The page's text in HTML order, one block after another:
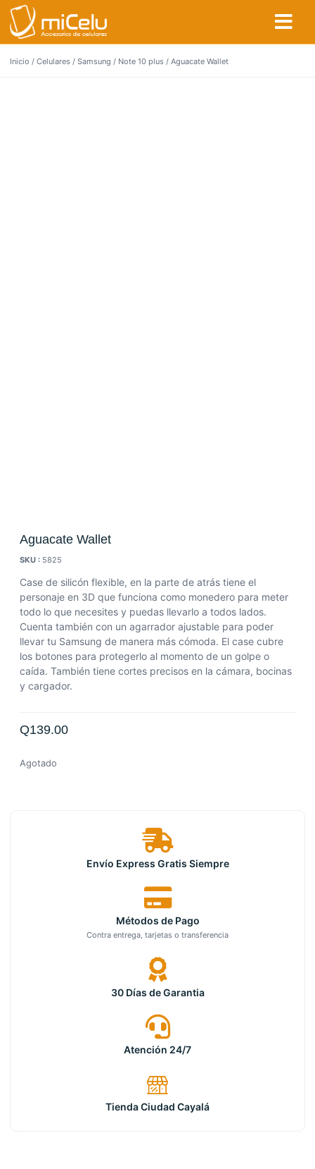
Inicio / Celulares / Samsung / Note 10 plus / Aguacate Wallet
Aguacate Wallet
SKU : 5825
Case de silicón flexible, en la parte de atrás tiene el
personaje en 3D que funciona como monedero para meter
todo lo que necesites y puedas llevarlo a todos lados.
Cuenta también con un agarrador ajustable para poder
llevar tu Samsung de manera más cómoda. El case cubre
los botones para protegerlo al momento de un golpe o
caída. También tiene cortes precisos en la cámara, bocinas
y cargador.
Q139.00
Agotado
Envío Express Gratis Siempre
Métodos de Pago
Contra entrega, tarjetas o transferencia
30 Días de Garantia
Atención 24/7
Tienda Ciudad Cayalá